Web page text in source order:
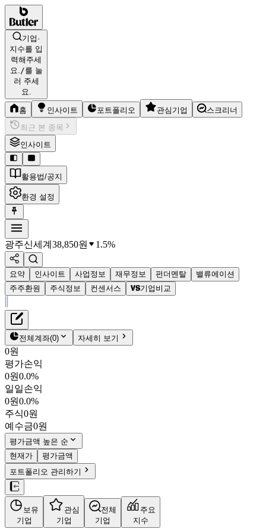
기업·
지수를 입
력해주세
요./를 눌
러 주세
요.
홈 인사이트 포트폴리오 관심기업
스크리너
최근 본 종목
인사이트
활용법/공지
환경 설정
광주신세계 38,850원 1.5%
요약 인사이트 사업정보 재무정보 펀더멘탈
밸류에이션
주주환원
주식정보 컨센서스 기업비교
광주신세계
38,850원
037710
KOSPI
시가총액
PBR0.34
PER6.36
fPER 5.45
배당수익률7.72%
자사주비율4.15%
결산월12월
4분기누적
10년
재무정보
펀더멘탈
밸류에이션
주주환원
컨센서스
주식정보
전체계좌(0) 자세히 보기
0원
평가손익
0원0.0%
일일손익
0원0.0%
주식0원
예수금0원
평가금액 높은 순
현재가
평가금액
포트폴리오 관리하기
보유
기업
관심
기업
전체
기업
주요
지수